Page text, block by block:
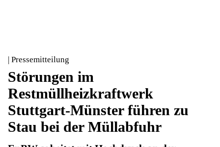
| Pressemitteilung
Störungen im
Restmüllheizkraftwerk
Stuttgart-Münster führen zu
Stau bei der Müllabfuhr